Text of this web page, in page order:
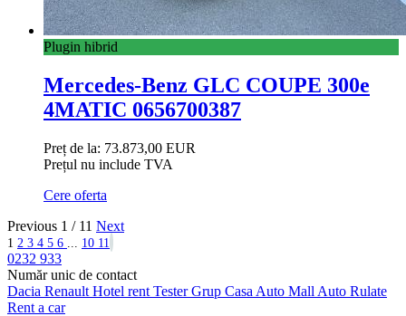
Plugin hibrid
Mercedes-Benz GLC COUPE 300e
4MATIC 0656700387
Preț de la: 73.873,00 EUR
Prețul nu include TVA
Cere oferta
Previous 1 / 11 Next
1 2 3 4 5 6 10 11
0232 933
Număr unic de contact
Dacia Renault Hotel rent Tester Grup Casa Auto Mall Auto Rulate
Rent a car